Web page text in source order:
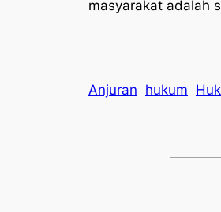
masyarakat adalah
Anjuran hukum